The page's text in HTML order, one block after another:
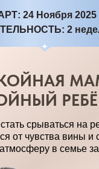
24 Ноября 2025
2
срываться на
от чувства вины и
в семье